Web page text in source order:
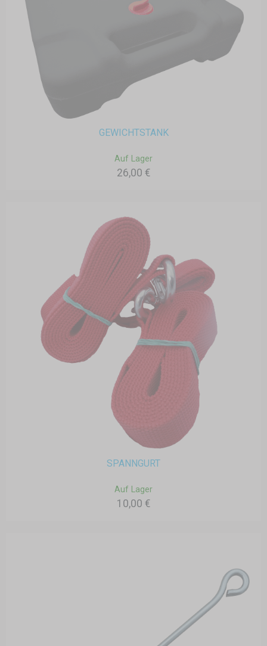
GEWICHTSTANK
Auf Lager
26,00 €
SPANNGURT
Auf Lager
10,00 €